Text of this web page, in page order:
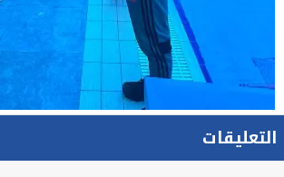
التعليقات